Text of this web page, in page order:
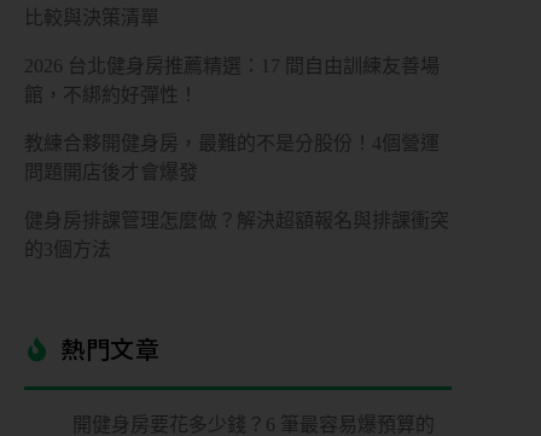
比較與決策清單
2026 台北健身房推薦精選：17 間自由訓練友善場
館，不綁約好彈性！
教練合夥開健身房，最難的不是分股份！4個營運
問題開店後才會爆發
健身房排課管理怎麼做？解決超額報名與排課衝突
的3個方法
熱門文章​
開健身房要花多少錢？6 筆最容易爆預算的